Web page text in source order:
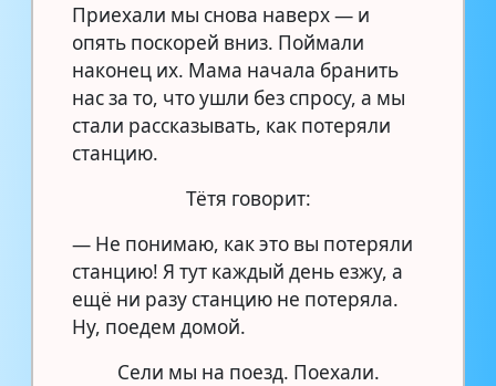
Приехали мы снова наверх — и
опять поскорей вниз. Поймали
наконец их. Мама начала бранить
нас за то, что ушли без спросу, а мы
стали рассказывать, как потеряли
станцию.
Тётя говорит:
— Не понимаю, как это вы потеряли
станцию! Я тут каждый день езжу, а
ещё ни разу станцию не потеряла.
Ну, поедем домой.
Сели мы на поезд. Поехали.